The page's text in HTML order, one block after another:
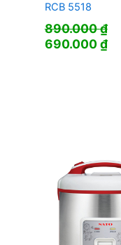
RCB 5518
890.000₫
Giá
690.000₫Giá